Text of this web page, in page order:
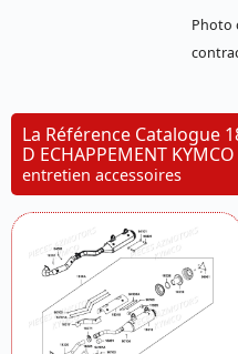
Photo
La Référence Catalogue
D ECHAPPEMENT
entretien accessoires